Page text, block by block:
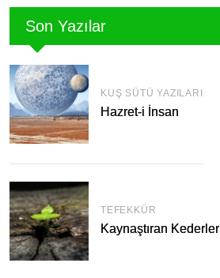
Son Yazılar
KUŞ SÜTÜ YAZILARI
Hazret-i İnsan
TEFEKKÜR
Kaynaştıran Kederler